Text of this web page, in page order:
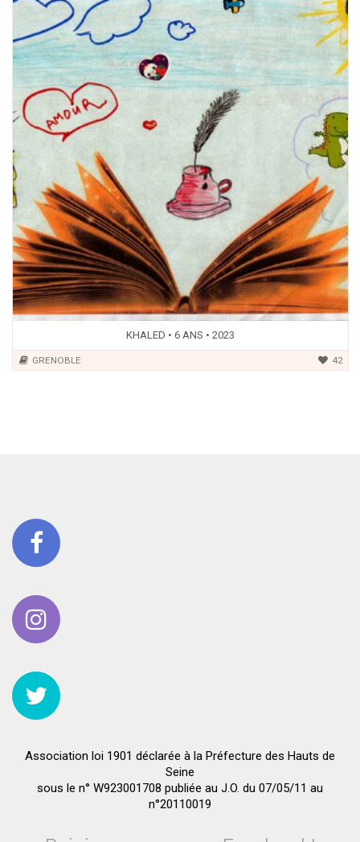
KHALED • 6 ANS • 2023
GRENOBLE 42
Association loi 1901 déclarée à la Préfecture des Hauts de
Seine
sous le n° W923001708 publiée au J.O. du 07/05/11 au
n°20110019